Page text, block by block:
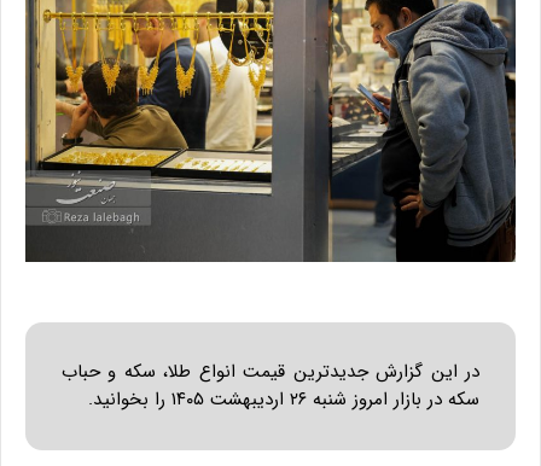
در این گزارش جدیدترین قیمت انواع طلا، سکه و حباب
سکه در بازار امروز شنبه ۲۶ اردیبهشت ۱۴۰۵ را بخوانید.